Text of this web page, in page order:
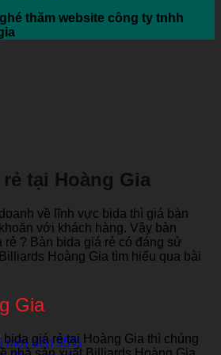
thăm website công ty tnhh
mới đến 95%
tại Hoàng Gia
về lĩnh vực bida thì giá bàn
với khách hàng. Vậy bàn
rẻ ? Bàn bida giá rẻ có đáng sử
Hoàng Gia tìm hiểu qua bài
Gia
giá rẻ tại Hoàng Gia thì chúng